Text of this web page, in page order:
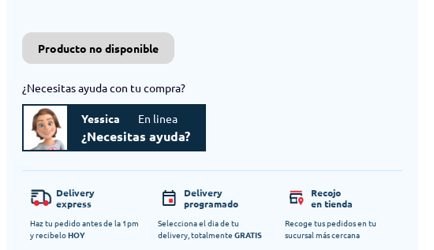
Producto no disponible
¿Necesitas ayuda con tu compra?
Yessica En linea
¿Necesitas ayuda?
Delivery
express
Haz tu pedido antes de la 1pm
y recibeloHOY
Delivery
programado
Selecciona el dia de tu
delivery, totalmente GRATIS
Recojo
en tienda
Recoge tus pedidos en tu
sucursal más cercana